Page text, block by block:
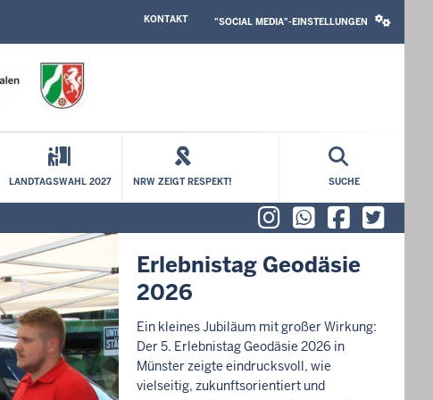
TOPKONTAKT
MEDIA
"SOCIAL MEDIA"-EINSTELLUNGEN
LANDTAGSWAHL 2027 NRW ZEIGT RESPEKT! SUCHE
InstagramX
Erlebnistag Geodäsie
2026
Ein kleines Jubiläum mit großer Wirkung:
Der 5. Erlebnistag Geodäsie 2026 in
Münster zeigte eindrucksvoll, wie
vielseitig, zukunftsorientiert und